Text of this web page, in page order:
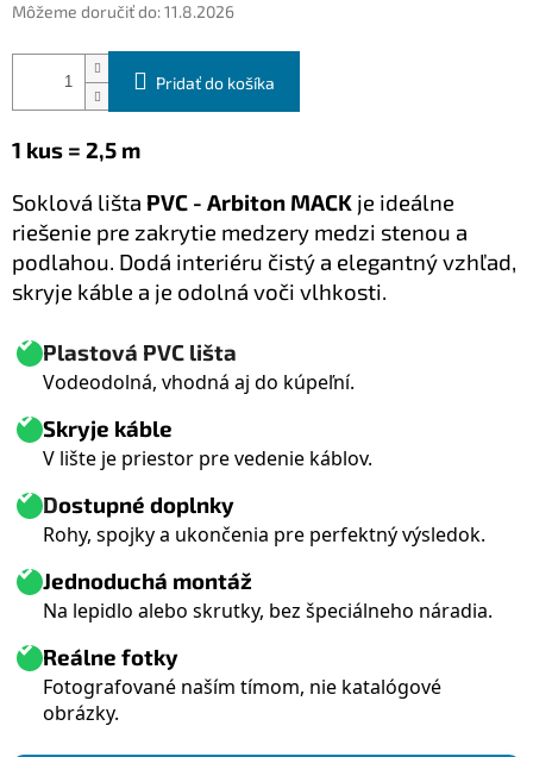
Môžeme doručiť do:11.8.2026
Pridať do košíka
1 kus = 2,5 m
Soklová lišta PVC - Arbiton MACK je ideálne
riešenie pre zakrytie medzery medzi stenou a
podlahou. Dodá interiéru čistý a elegantný vzhľad,
skryje káble a je odolná voči vlhkosti.
Plastová PVC lišta
Vodeodolná, vhodná aj do kúpeľní.
Skryje káble
V lište je priestor pre vedenie káblov.
Dostupné doplnky
Rohy, spojky a ukončenia pre perfektný výsledok.
Jednoduchá montáž
Na lepidlo alebo skrutky, bez špeciálneho náradia.
Reálne fotky
Fotografované naším tímom, nie katalógové
obrázky.